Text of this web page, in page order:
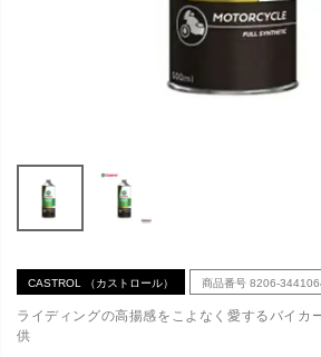
CASTROL （カストロール） 商品番号 8206-
ライディングの高揚感をこよなく愛するバイカ
供